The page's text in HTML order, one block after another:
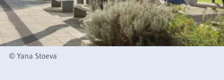
© Yana Stoeva